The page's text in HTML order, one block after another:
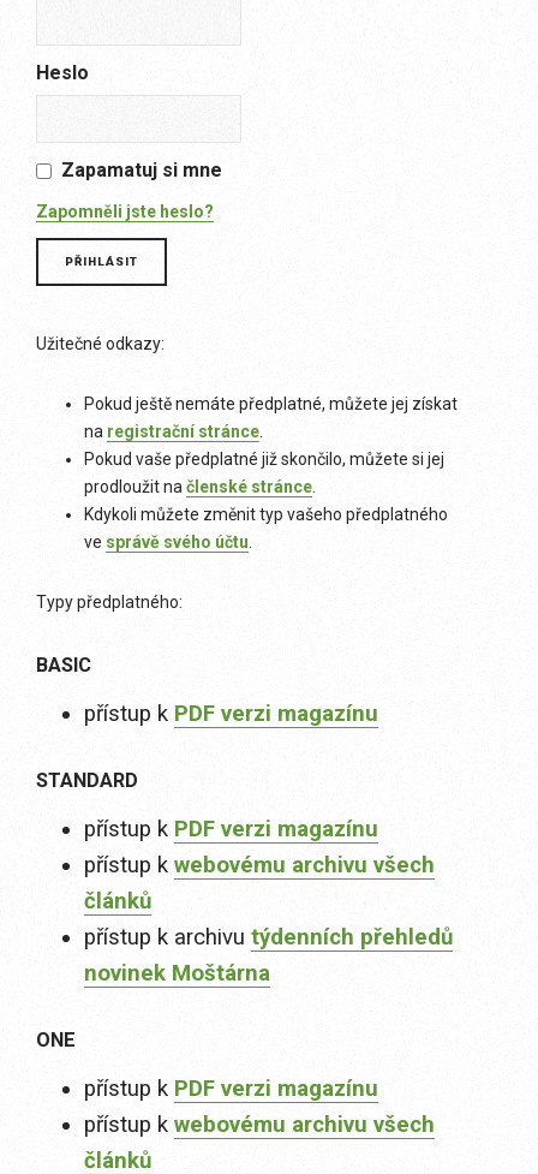
Heslo
Zapamatuj si mne
Zapomněli jste heslo?
Užitečné odkazy:
Pokud ještě nemáte předplatné, můžete jej získat
na registrační stránce
Pokud vaše předplatné již skončilo, můžete si jej
prodloužit na členské stránce
Kdykoli můžete změnit typ vašeho předplatného
ve správě svého účtu
Typy předplatného:
BASIC
přístup k PDF verzi magazínu
STANDARD
přístup k PDF verzi magazínu
přístup k webovému archivu všech
článků
přístup k archivu týdenních přehledů
novinek Moštárna
ONE
přístup k PDF verzi magazínu
přístup k webovému archivu všech
článků